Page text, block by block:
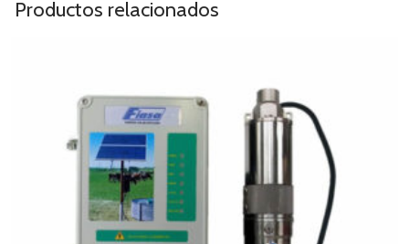
Productos relacionados